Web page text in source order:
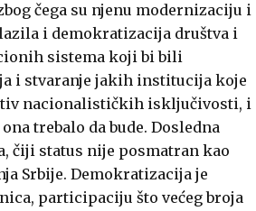
čega su njenu modernizaciju i
i demokratizacija društva i
sistema koji bi bili
i stvaranje jakih institucija koje
nacionalističkih isključivosti, i
trebalo da bude. Dosledna
čiji status nije posmatran kao
Srbije. Demokratizacija je
participaciju što većeg broja